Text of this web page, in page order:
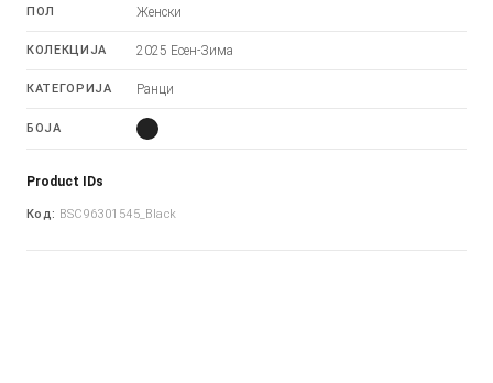
ПОЛ Женски
КОЛЕКЦИЈА 2025 Есен-Зима
КАТЕГОРИЈА Ранци
БОЈА
Product IDs
Код: BSC96301545_Black